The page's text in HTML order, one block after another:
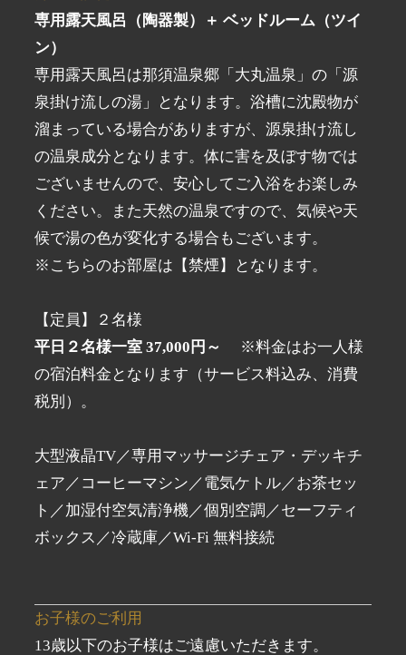
専用露天風呂（陶器製）＋ ベッドルーム（ツイ
ン）
専用露天風呂は那須温泉郷「大丸温泉」の「源
泉掛け流しの湯」となります。浴槽に沈殿物が
溜まっている場合がありますが、源泉掛け流し
の温泉成分となります。体に害を及ぼす物では
ございませんので、安心してご入浴をお楽しみ
ください。また天然の温泉ですので、気候や天
候で湯の色が変化する場合もございます。
※こちらのお部屋は【禁煙】となります。
【定員】２名様
平日２名様一室 37,000円～
※料金はお一人様
の宿泊料金となります（サービス料込み、消費
税別）。
大型液晶TV／専用マッサージチェア・デッキチ
ェア／コーヒーマシン／電気ケトル／お茶セッ
ト／加湿付空気清浄機／個別空調／セーフティ
ボックス／冷蔵庫／Wi-Fi 無料接続
お子様のご利用
13歳以下のお子様はご遠慮いただきます。